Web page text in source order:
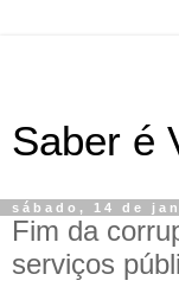
Saber é
sábado, 14 de
Fim da
serviços